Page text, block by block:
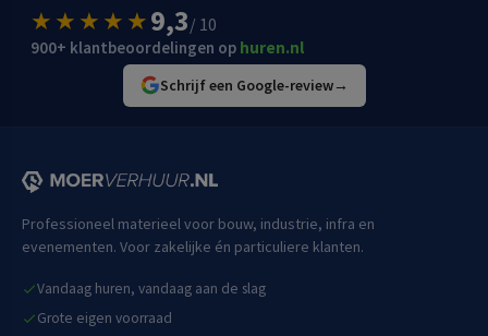
★★★★★9,3/ 10
900+ klantbeoordelingen op huren.nl
Schrijf een Google-review→
Professioneel materieel voor bouw, industrie, infra en
evenementen. Voor zakelijke én particuliere klanten.
Vandaag huren, vandaag aan de slag
Grote eigen voorraad